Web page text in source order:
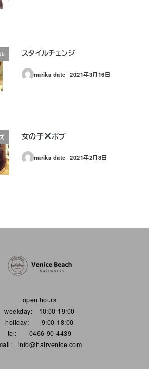
スタイルチェンジ
narika date
投稿日
2021年3月16日
女の子 ボブ
narika date
投稿日
2021年2月8日
open hours
weekday: 10:00-19:00
holiday: 9:00-18:00
tel: 0466-90-4439
info@hairvenice.com